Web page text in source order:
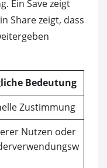
Ein Save zeigt
Share zeigt, dass
Bedeutung
Zustimmung
Nutzen oder